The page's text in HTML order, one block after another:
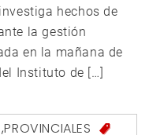
hechos de
la gestión
en la mañana de
Instituto de […]
,PROVINCIALES